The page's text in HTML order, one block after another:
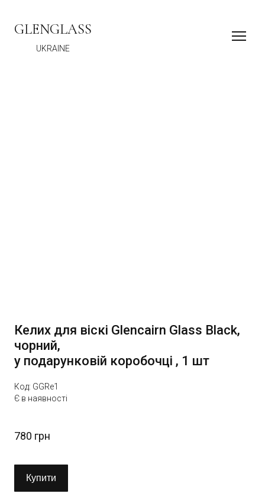
GLENGLASS
UKRAINE
Келих для віскі Glencairn Glass Black,
чорний,
у подарунковій коробочці , 1 шт
Код: GGRe1
Є в наявності
780 грн
Купити